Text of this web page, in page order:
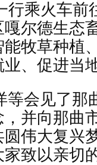
行乘火车
尔德生态
牧草种植
、促进当
等会见了那
并向那曲
伟大复兴
致以亲切